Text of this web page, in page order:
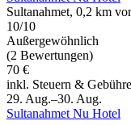
Sultanahmet, 0,2 km
10/10
Außergewöhnlich
(2 Bewertungen)
70 €
inkl. Steuern &
29. Aug.–30. Aug.
Sultanahmet Nu Hotel